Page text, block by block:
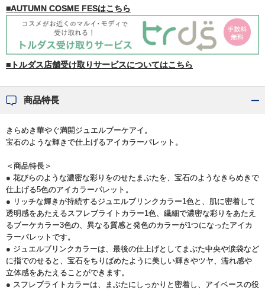
■AUTUMN COSME FESはこちら
■トルダス店舗受け取りサービスについてはこちら
商品特長
きらめき華やぐ満開ジュエルブーケアイ。
宝石のような輝きで仕上げるアイカラーパレット。
＜商品特長＞
● 花びらのような濃密な彩りをのせたまぶたを、宝石のようなきらめきで
仕上げる5色のアイカラーパレット。
● リッチな輝きが持続するジュエルブリンクカラー1色と、肌に密着して
透明感をあたえるスフレブライトカラー1色、繊細で濃密な彩りをあたえ
るブーケカラー3色の、異なる質感と発色のカラーが1つになったアイカ
ラーパレットです。
● ジュエルブリンクカラーは、最後の仕上げとしてまぶた中央や涙袋など
に指でのせると、宝石をちりばめたように美しい輝きやツヤ、濡れ感や
立体感をあたえることができます。
● スフレブライトカラーは、まぶたにしっかりと密着し、アイベースの役